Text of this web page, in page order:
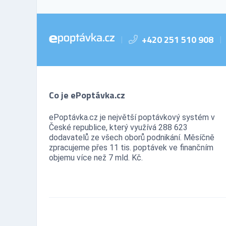
| +420 251 510 908 |
Co je ePoptávka.cz
ePoptávka.cz je největší poptávkový systém v
České republice, který využívá 288 623
dodavatelů ze všech oborů podnikání. Měsíčně
zpracujeme přes 11 tis. poptávek ve finančním
objemu více než 7 mld. Kč.